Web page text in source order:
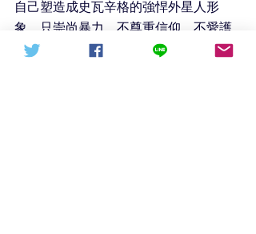
自己塑造成史瓦辛格的強悍外星人形
象，只崇尚暴力，不尊重信仰，不愛護
民眾，適合當演員不適合當總統！普京